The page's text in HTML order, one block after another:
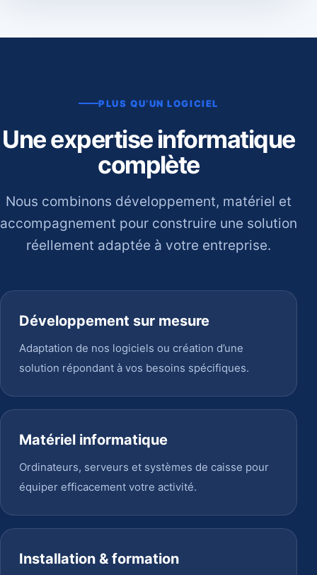
PLUS QU’UN LOGICIEL
Une expertise informatique
complète
Nous combinons développement, matériel et
accompagnement pour construire une solution
réellement adaptée à votre entreprise.
Développement sur mesure
Adaptation de nos logiciels ou création d’une
solution répondant à vos besoins spécifiques.
Matériel informatique
Ordinateurs, serveurs et systèmes de caisse pour
équiper efficacement votre activité.
Installation & formation